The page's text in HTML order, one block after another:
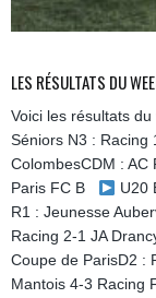
LES RÉSULTATS DU
Voici les résultats
Séniors N3 : Racing
ColombesCDM :
Paris FC B
U20
R1 : Jeunesse
Racing 2-1 JA
Coupe de ParisD2 :
Mantois 4-3 Racing